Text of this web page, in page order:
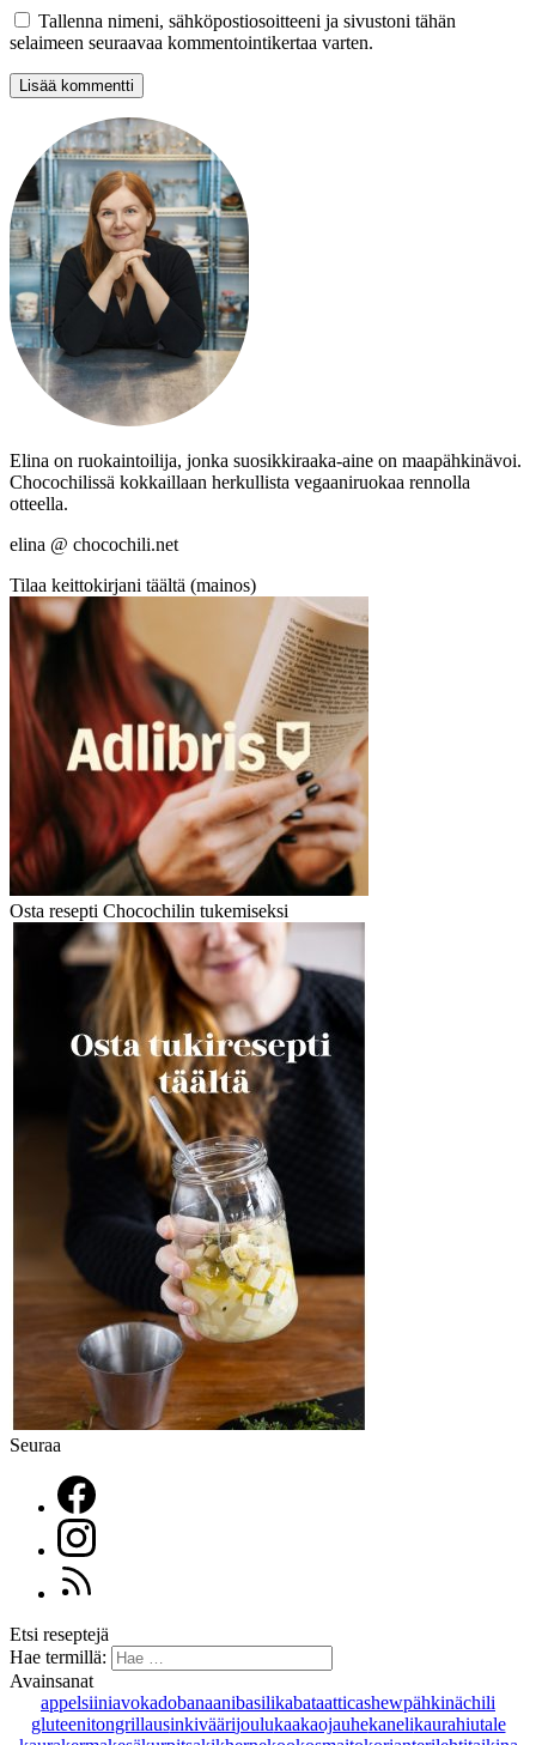
Tallenna nimeni, sähköpostiosoitteeni ja sivustoni tähän
selaimeen seuraavaa kommentointikertaa varten.
Elina on ruokaintoilija, jonka suosikkiraaka-aine on maapähkinävoi.
Chocochilissä kokkaillaan herkullista vegaaniruokaa rennolla
otteella.
elina @ chocochili.net
Tilaa keittokirjani täältä (mainos)
Osta resepti Chocochilin tukemiseksi
Seuraa
Etsi reseptejä
Hae termillä:
Avainsanat
appelsiiniavokadobanaanibasilikabataatticashewpähkinächili
gluteenitongrillausinkiväärijoulukaakaojauhekanelikaurahiutale